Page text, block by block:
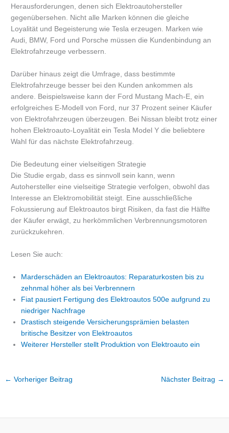
Herausforderungen, denen sich Elektroautohersteller
gegenübersehen. Nicht alle Marken können die gleiche
Loyalität und Begeisterung wie Tesla erzeugen. Marken wie
Audi, BMW, Ford und Porsche müssen die Kundenbindung an
Elektrofahrzeuge verbessern.
Darüber hinaus zeigt die Umfrage, dass bestimmte
Elektrofahrzeuge besser bei den Kunden ankommen als
andere. Beispielsweise kann der Ford Mustang Mach-E, ein
erfolgreiches E-Modell von Ford, nur 37 Prozent seiner Käufer
von Elektrofahrzeugen überzeugen. Bei Nissan bleibt trotz einer
hohen Elektroauto-Loyalität ein Tesla Model Y die beliebtere
Wahl für das nächste Elektrofahrzeug.
Die Bedeutung einer vielseitigen Strategie
Die Studie ergab, dass es sinnvoll sein kann, wenn
Autohersteller eine vielseitige Strategie verfolgen, obwohl das
Interesse an Elektromobilität steigt. Eine ausschließliche
Fokussierung auf Elektroautos birgt Risiken, da fast die Hälfte
der Käufer erwägt, zu herkömmlichen Verbrennungsmotoren
zurückzukehren.
Lesen Sie auch:
Marderschäden an Elektroautos: Reparaturkosten bis zu
zehnmal höher als bei Verbrennern
Fiat pausiert Fertigung des Elektroautos 500e aufgrund zu
niedriger Nachfrage
Drastisch steigende Versicherungsprämien belasten
britische Besitzer von Elektroautos
Weiterer Hersteller stellt Produktion von Elektroauto ein
← Vorheriger Beitrag Nächster Beitrag →